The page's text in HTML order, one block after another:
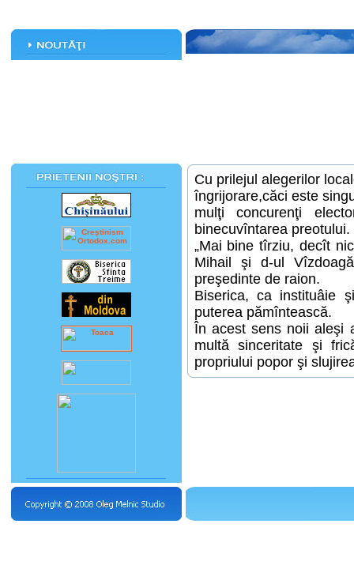
Cu prilejul alegerilor
îngrijorare,căci este
mulţi concurenţi
binecuvîntarea preotului.
„Mai bine tîrziu, decît
Mihail şi d-ul
preşedinte de raion.
Biserica, ca instituâie
puterea pămîntească.
În acest sens noii aleşi
multă sinceritate şi
propriului popor şi